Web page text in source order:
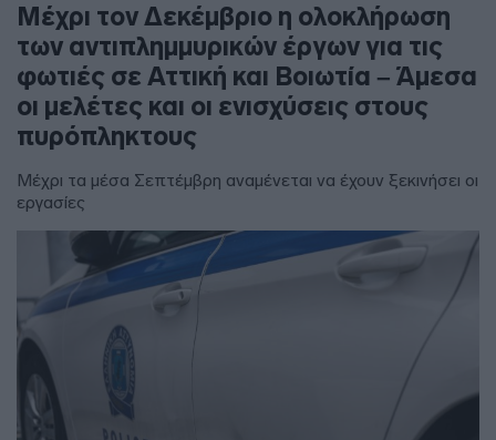
Μέχρι τον Δεκέμβριο η ολοκλήρωση
των αντιπλημμυρικών έργων για τις
φωτιές σε Αττική και Βοιωτία – Άμεσα
οι μελέτες και οι ενισχύσεις στους
πυρόπληκτους
Μέχρι τα μέσα Σεπτέμβρη αναμένεται να έχουν ξεκινήσει οι
εργασίες